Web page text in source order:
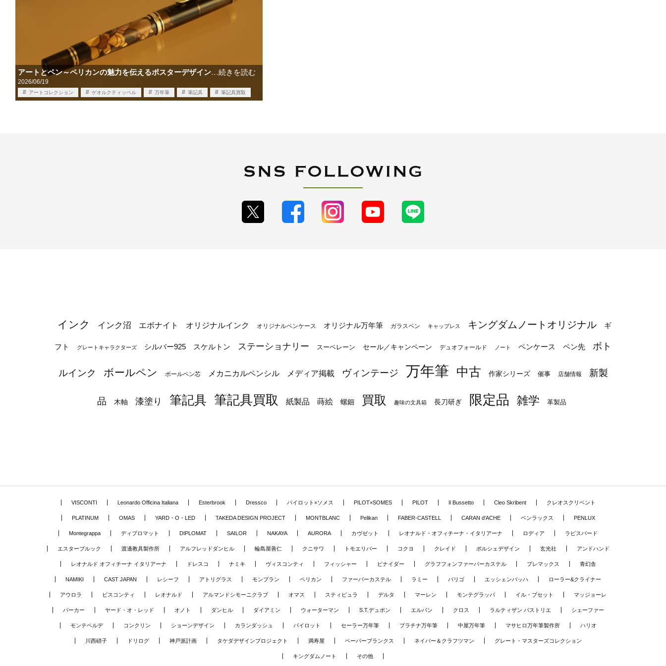
アートとペン～ペリカンの魅力を伝えるポスターデザイン…続きを読む
2026/06/19
アートコレクション ゲオルクティッペル 万年筆 筆記具 筆記具買取
インク インク沼 エボナイト オリジナルインク オリジナルペンケース オリジナル万年筆 ガラスペン キャップレス キングダムノートオリジナル ギ
フト グレートキャラクターズ シルバー925 スケルトン ステーショナリー スーベレーン セール／キャンペーン デュオフォールド ノート ペンケース ペン先 ボト
ルインク ボールペン ボールペン芯 メカニカルペンシル メディア掲載 ヴィンテージ 万年筆 中古 作家シリーズ 催事 店舗情報 新製
品 木軸 漆塗り 筆記具 筆記具買取 紙製品 蒔絵 螺鈿 買取 趣味の文具箱 長刀研ぎ 限定品 雑学 革製品
VISCONTI Leonardo Officina Italiana Esterbrook Dressco パイロット×ソメス PILOT×SOMES PILOT Il Bussetto Cleo Skribent クレオスクリベント
PLATINUM OMAS YARD・O・LED TAKEDA DESIGN PROJECT MONTBLANC Pelikan FABER-CASTELL CARAN d'ACHE ペンラックス PENLUX
Montegrappa ディプロマット DIPLOMAT SAILOR NAKAYA AURORA カヴゼット レオナルド・オフィチーナ・イタリアーナ ロディア ラピスバード
エスターブルック 渡邊教具製作所 アルフレッドダンヒル 輪島屋善仁 クニサワ トモエリバー コクヨ クレイド ポルシェデザイン 玄光社 アンドハンド
レオナルド オフィチーナ イタリアーナ ドレスコ ナミキ ヴィスコンティ フィッシャー ピナイダー グラフフォンファーバーカステル プレマックス 青幻舎
NAMIKI CAST JAPAN レシーフ アトリグラス モンブラン ペリカン ファーバーカステル ラミー バリゴ エッシェンバッハ ローラー&クライナー
アウロラ ビスコンティ レオナルド アルマンドシモーニクラブ オマス スティピュラ デルタ マーレン モンテグラッパ イル・ブセット マッジョーレ
パーカー ヤード・オ・レッド オノト ダンヒル ダイアミン ウォーターマン S.T.デュポン エルバン クロス ラルティザン パストリエ シェーファー
モンテベルデ コンクリン ショーンデザイン カランダッシュ パイロット セーラー万年筆 プラチナ万年筆 中屋万年筆 マサヒロ万年筆製作所 ハリオ
川西硝子 ドリログ 神戸派計画 タケダデザインプロジェクト 満寿屋 ペーパーブランクス ネイバー＆クラフツマン グレート・マスターズコレクション
キングダムノート その他